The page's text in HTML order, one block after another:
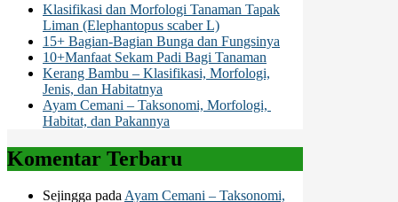
Klasifikasi dan Morfologi Tanaman Tapak
Liman (Elephantopus scaber L)
15+ Bagian-Bagian Bunga dan Fungsinya
10+Manfaat Sekam Padi Bagi Tanaman
Kerang Bambu – Klasifikasi, Morfologi,
Jenis, dan Habitatnya
Ayam Cemani – Taksonomi, Morfologi,
Habitat, dan Pakannya
Komentar Terbaru
Sejingga padaAyam Cemani – Taksonomi,